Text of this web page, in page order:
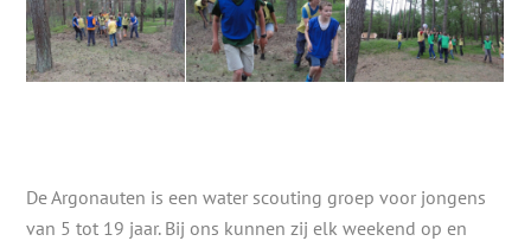
De Argonauten is een water scouting groep voor jongens
van 5 tot 19 jaar. Bij ons kunnen zij elk weekend op en